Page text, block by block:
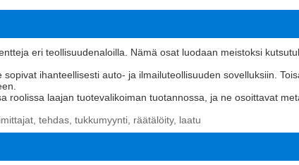
eri teollisuudenaloilla. Nämä osat luodaan meistoksi
ihanteellisesti auto- ja ilmailuteollisuuden sovelluksiin.
roolissa laajan tuotevalikoiman tuotannossa, ja ne osoittavat
tehdas, tukkumyynti, räätälöity, laatu